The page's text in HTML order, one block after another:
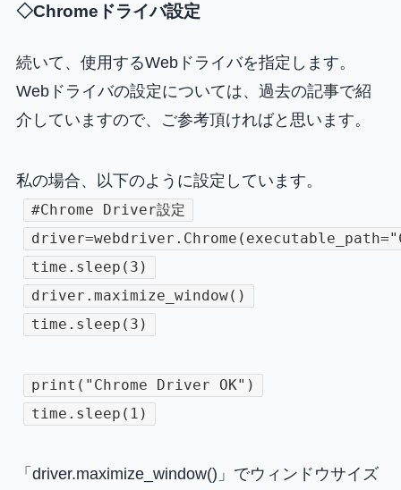
◇Chromeドライバ設定
続いて、使用するWebドライバを指定します。
Webドライバの設定については、過去の記事で紹
介していますので、ご参考頂ければと思います。
私の場合、以下のように設定しています。
#Chrome Driver設定
time.sleep(3)
driver.maximize_window()
time.sleep(3)
print("Chrome Driver OK")
time.sleep(1)
「driver.maximize_window()」でウィンドウサイズ